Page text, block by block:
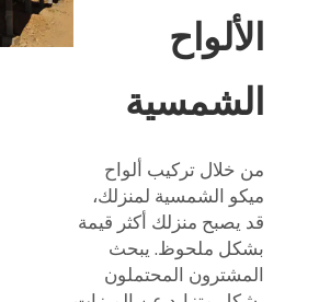
الألواح
الشمسية
من خلال تركيب ألواح
ميكو الشمسية لمنزلك،
قد يصبح منزلك أكثر قيمة
بشكل ملحوظ. يبحث
المشترون المحتملون